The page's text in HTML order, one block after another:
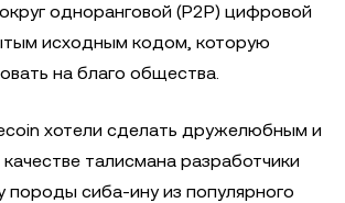
одноранговой (P2P) цифровой
исходным кодом, которую
на благо общества.
хотели сделать дружелюбным и
талисмана разработчики
породы сиба-ину из популярного